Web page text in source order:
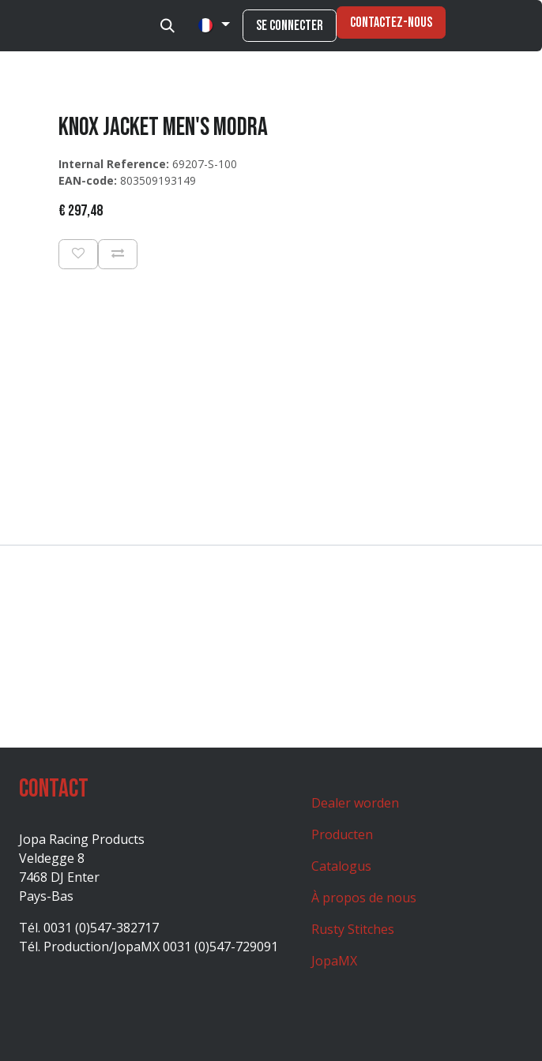
Se connecter Contactez-nous
Knox Jacket Men's Modra
Internal Reference: 69207-S-100
EAN-code: 803509193149
€ 297,48
Contact
Jopa Racing Products
Veldegge 8
7468 DJ Enter
Pays-Bas
Tél. 0031 (0)547-382717
Tél. Production/JopaMX 0031 (0)547-729091
Dealer worden
Producten
Catalogus
À propos de nous
Rusty Stitches
JopaMX